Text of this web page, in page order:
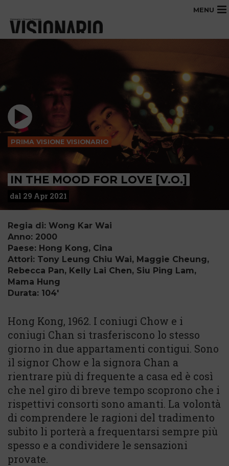
MENU
PRIMA VISIONE VISIONARIO
IN THE MOOD FOR LOVE [V.O.]
dal 29 Apr 2021
Regia di: Wong Kar Wai
Anno: 2000
Paese: Hong Kong, Cina
Attori: Tony Leung Chiu Wai, Maggie Cheung,
Rebecca Pan, Kelly Lai Chen, Siu Ping Lam,
Mama Hung
Durata: 104'
Hong Kong, 1962. I coniugi Chow e i
coniugi Chan si trasferiscono lo stesso
giorno in due appartamenti contigui. Sono
il signor Chow e la signora Chan a
rientrare più di frequente a casa ed è così
che nel giro di breve tempo scoprono che i
rispettivi consorti sono amanti. La volontà
di comprendere le ragioni del tradimento
subito li porterà a frequentarsi sempre più
spesso e a condividere le sensazioni
provate.